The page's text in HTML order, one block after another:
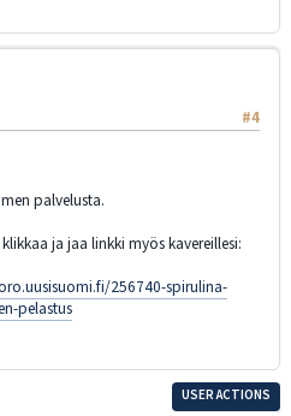
#4
palvelusta.
ja jaa linkki myös kavereillesi:
256740-spirulina-
pelastus
USER ACTIONS